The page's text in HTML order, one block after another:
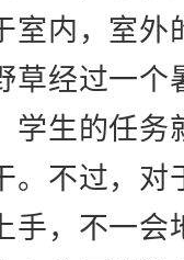
内，室外
草经过一个
学生的任务
。不过，对
手，不一会